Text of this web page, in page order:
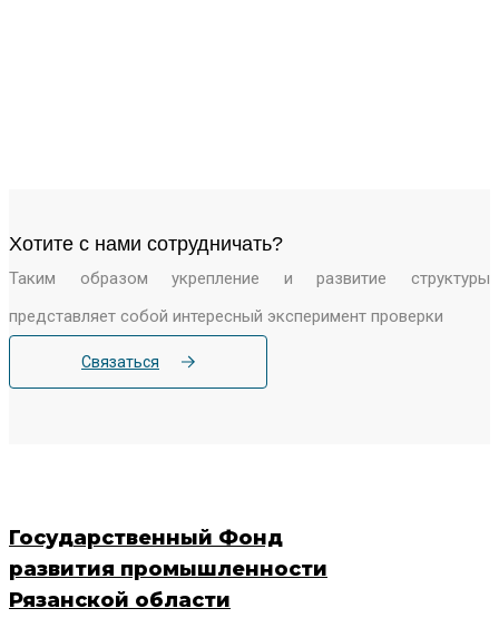
Хотите c нами сотрудничать?
Таким образом укрепление и развитие структуры
представляет собой интересный эксперимент проверки
Связаться
Государственный Фонд
развития промышленности
Рязанской области